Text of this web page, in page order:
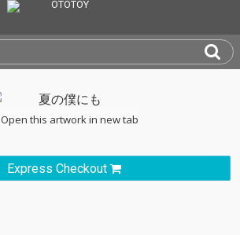
Open this artwork in new tab
Express Checkout